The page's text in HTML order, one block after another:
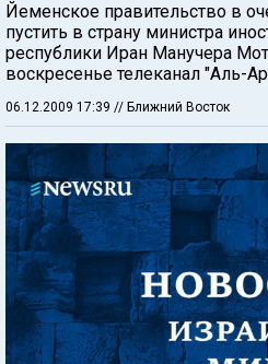
Йеменское правительство в
пустить в страну министра
республики Иран Манучера
воскресенье телеканал "Аль-
06.12.2009 17:39 // Ближний Восток